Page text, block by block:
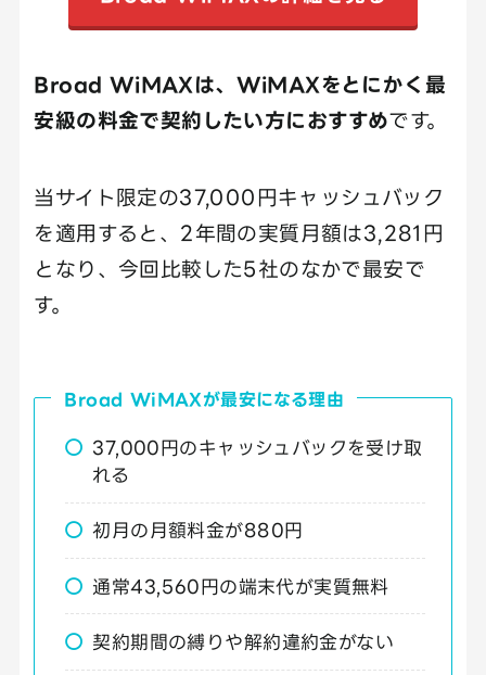
Broad WiMAXは、WiMAXをとにかく最
安級の料金で契約したい方におすすめです。
当サイト限定の37,000円キャッシュバック
を適用すると、2年間の実質月額は3,281円
となり、今回比較した5社のなかで最安で
す。
Broad WiMAXが最安になる理由
37,000円のキャッシュバックを受け取
れる
初月の月額料金が880円
通常43,560円の端末代が実質無料
契約期間の縛りや解約違約金がない